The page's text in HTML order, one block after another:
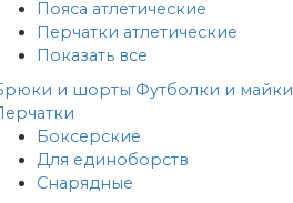
Пояса атлетические
Перчатки атлетические
Показать все
и шорты Футболки и майки
Боксерские
Для единоборств
Снарядные